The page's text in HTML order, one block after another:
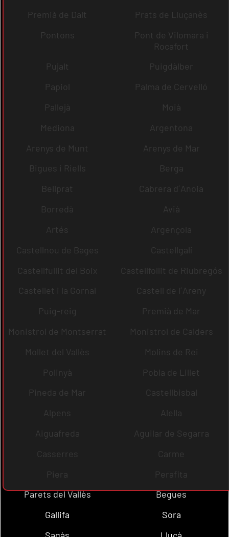
Premià de Dalt
Prats de Lluçanès
Pontons
Pont de Vilomara i
Rocafort
Pujalt
Puigdàlber
Papiol
Palma de Cervelló
Pallejà
Moià
Mediona
Argentona
Arenys de Munt
Arenys de Mar
Bigues i Riells
Berga
Bellprat
Cabrera d´Anoia
Borredà
Avià
Artés
Argençola
Castellnou de Bages
Castellgalí
Castellfullit del Boix
Castellfollit de Riubregós
Castellet i la Gornal
Castell de l´Areny
Puig-reig
Premià de Mar
Monistrol de Montserrat
Monistrol de Calders
Mollet del Vallès
Molins de Rei
Polinyà
Pobla de Lillet
Pineda de Mar
Castellbisbal
Alpens
Alella
Aiguafreda
Aguilar de Segarra
Casserres
Carme
Piera
Perafita
Parets del Vallès
Begues
Gallifa
Sora